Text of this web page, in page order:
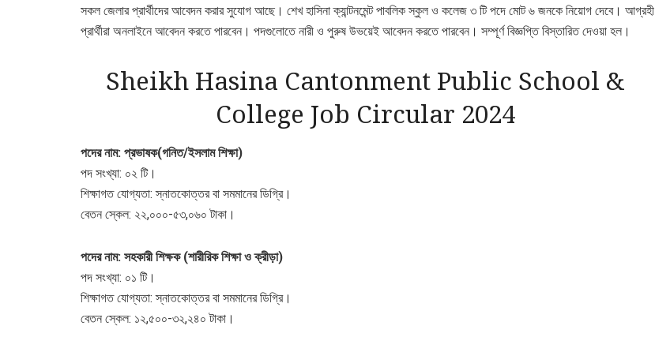
সকল জেলার প্রার্থীদের আবেদন করার সুযোগ আছে। শেখ হাসিনা ক্যান্টনমেন্ট পাবলিক স্কুল ও কলেজ ৩ টি পদে মোট ৬ জনকে নিয়োগ দেবে। আগ্রহী
প্রার্থীরা অনলাইনে আবেদন করতে পারবেন। পদগুলোতে নারী ও পুরুষ উভয়েই আবেদন করতে পারবেন। সম্পূর্ণ বিজ্ঞপ্তি বিস্তারিত দেওয়া হল।
Sheikh Hasina Cantonment Public School &
College Job Circular 2024
পদের নাম: প্রভাষক(গনিত/ইসলাম শিক্ষা)
পদ সংখ্যা: ০২ টি।
শিক্ষাগত যোগ্যতা: স্নাতকোত্তর বা সমমানের ডিগ্রি।
বেতন স্কেল: ২২,০০০-৫৩,০৬০ টাকা।
পদের নাম: সহকারী শিক্ষক (শারীরিক শিক্ষা ও ক্রীড়া)
পদ সংখ্যা: ০১ টি।
শিক্ষাগত যোগ্যতা: স্নাতকোত্তর বা সমমানের ডিগ্রি।
বেতন স্কেল: ১২,৫০০-৩২,২৪০ টাকা।